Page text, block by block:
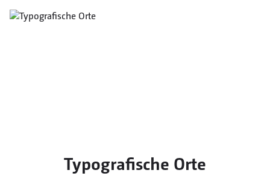
Typografische Orte